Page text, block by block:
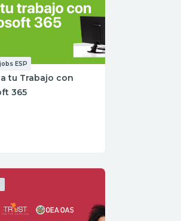
ESP
tu Trabajo con
365